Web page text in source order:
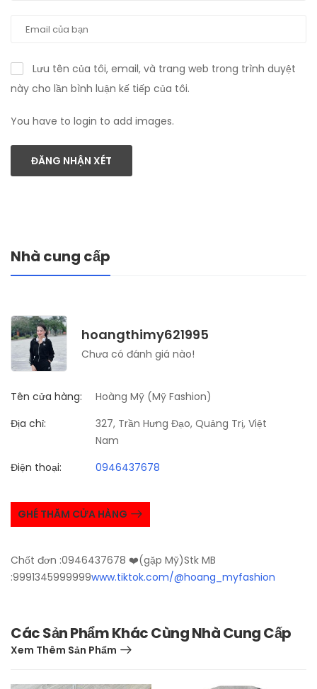
Lưu tên của tôi, email, và trang web trong trình duyệt
này cho lần bình luận kế tiếp của tôi.
You have to login to add images.
ĐĂNG NHẬN XÉT
Nhà cung cấp
hoangthimy621995
Chưa có đánh giá nào!
Tên cửa hàng:
Hoàng Mỹ (Mỹ Fashion)
Địa chỉ:
327, Trần Hưng Đạo, Quảng Trị, Việt
Nam
Điện thoại:
0946437678
GHÉ THĂM CỬA HÀNG
Chốt đơn :0946437678 ❤️(gặp Mỹ)Stk MB
:9991345999999www.tiktok.com/@hoang_myfashion
Các Sản Phẩm Khác Cùng Nhà Cung Cấp
Xem Thêm Sản Phẩm